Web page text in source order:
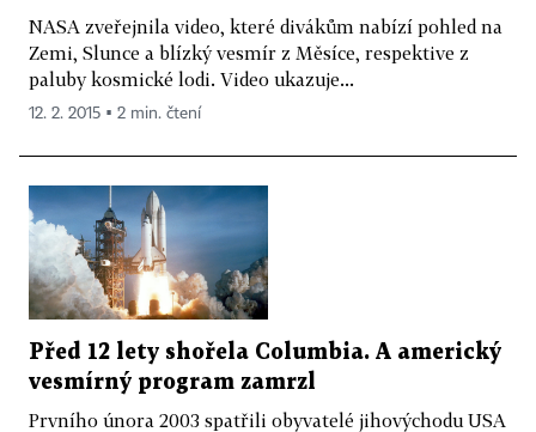
NASA zveřejnila video, které divákům nabízí pohled na
Zemi, Slunce a blízký vesmír z Měsíce, respektive z
paluby kosmické lodi. Video ukazuje...
12. 2. 2015 ▪ 2 min. čtení
Před 12 lety shořela Columbia. A americký
vesmírný program zamrzl
Prvního února 2003 spatřili obyvatelé jihovýchodu USA